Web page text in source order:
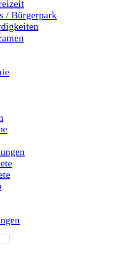
/ Bürgerpark